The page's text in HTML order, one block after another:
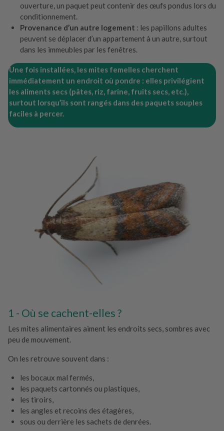
ouverture, un paquet peut contenir des œufs pondus lors du
conditionnement.
Provenance d’un autre logement : les papillons adultes
peuvent se déplacer d’un appartement à un autre, surtout
dans les immeubles par les fenêtres.
Une fois installées, les mites femelles cherchent
immédiatement un endroit où pondre : elles privilégient
les aliments secs (pâtes, riz, farine, fruits secs, etc.),
surtout lorsqu’ils sont rangés dans des paquets souples
faciles à percer.
Où se cachent-elles ?
Les mites alimentaires aiment les endroits secs, sombres avec
peu de mouvement.
On les retrouve souvent dans :
les bocaux mal fermés,
les paquets cartonnés ou plastiques,
les tiroirs,
les angles et recoins des étagères,
sous ou derrière les sachets de denrées.